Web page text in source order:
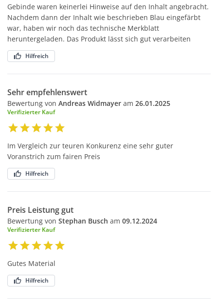
Gebinde waren keinerlei Hinweise auf den Inhalt angebracht.
Nachdem dann der Inhalt wie beschrieben Blau eingefärbt
war, haben wir noch das technische Merkblatt
heruntergeladen. Das Produkt lässt sich gut verarbeiten
Hilfreich
Sehr empfehlenswert
Bewertung von Andreas Widmayer am 26.01.2025
Verifizierter Kauf
Im Vergleich zur teuren Konkurenz eine sehr guter
Voranstrich zum fairen Preis
Hilfreich
Preis Leistung gut
Bewertung von Stephan Busch am 09.12.2024
Verifizierter Kauf
Gutes Material
Hilfreich